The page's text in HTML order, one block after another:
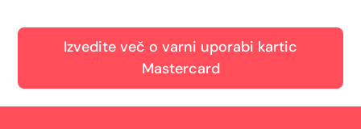
Izvedite več o varni uporabi kartic
Mastercard